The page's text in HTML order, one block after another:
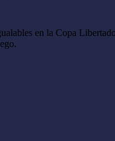
en la Copa